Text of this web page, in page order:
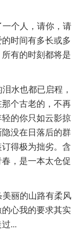
个人，请你，请
时间有多长或多
有的时刻都将是
水也都已启程，
个古老的，不再
的你只如云影掠
没在日落后的群
得极为拙劣。含
，是一本太仓促
丽的山路有柔风
心我的要求其实
...